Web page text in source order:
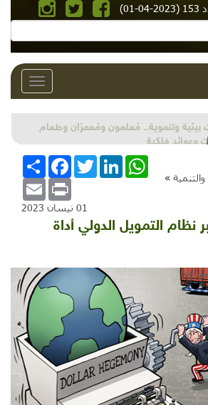
Toggle
بيئية وتنموية.. مُعلمون ومُعمرّان وطعام
وعوائد فلكية
والتنمية »
انشر
FacebookTwitterLinkedInWhatsApp
Email Print
01 نيسان 2023
نظام التمويل الدولي أداة